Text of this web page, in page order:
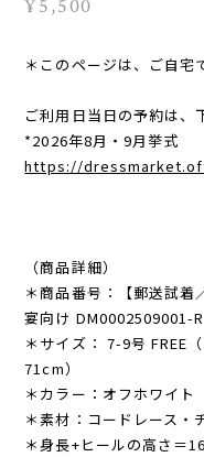
¥5,500
＊このページは、ご自宅
ご利用日当日の予約は、
*2026年8月・9月挙式
https://
（商品詳細）
＊商品番号：【郵送試着
宴向け DM0002509001-R
＊サイズ： 7-9号 FREE
71cm）
＊カラー：オフホワイト
＊素材：コードレース・
＊身長+ヒールの高さ＝